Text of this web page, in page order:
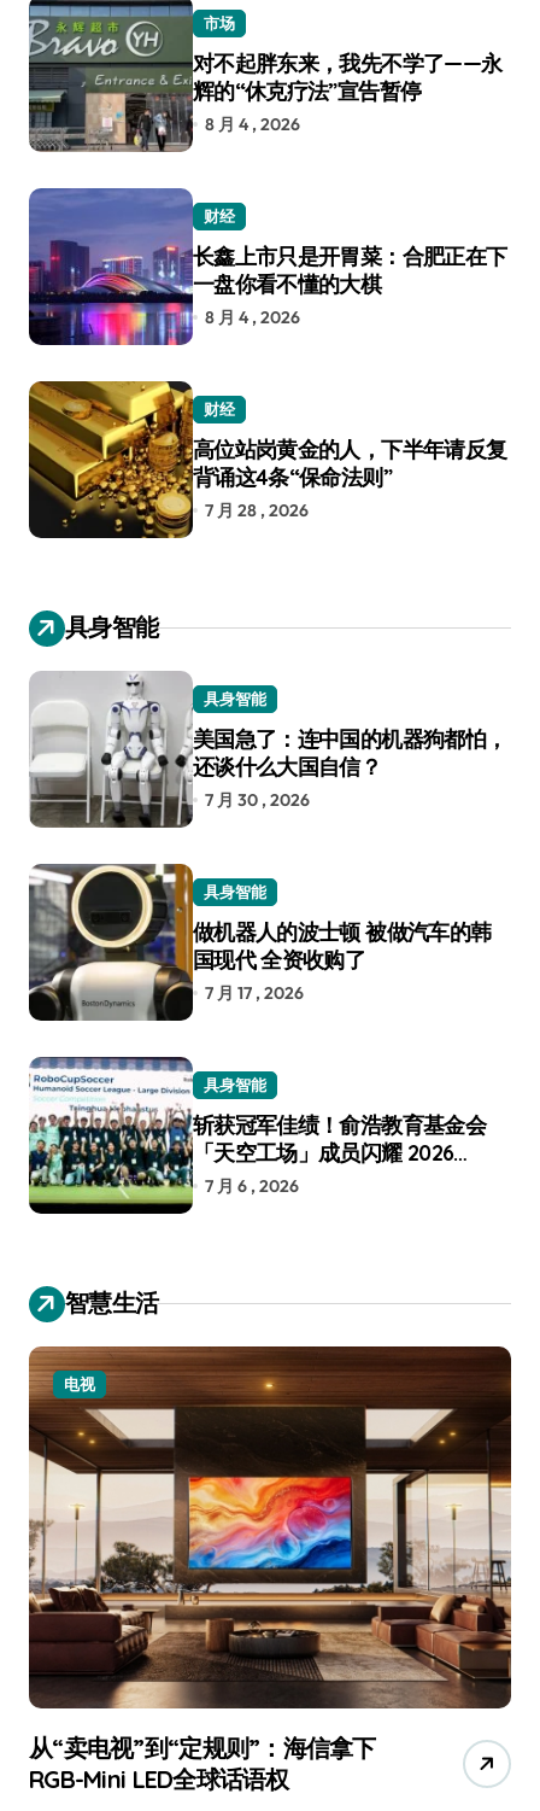
市场
对不起胖东来，我先不学了——永
辉的“休克疗法”宣告暂停
8 月 4 , 2026
财经
长鑫上市只是开胃菜：合肥正在下
一盘你看不懂的大棋
8 月 4 , 2026
财经
高位站岗黄金的人，下半年请反复
背诵这4条“保命法则”
7 月 28 , 2026
具身智能
具身智能
美国急了：连中国的机器狗都怕，
还谈什么大国自信？
7 月 30 , 2026
具身智能
做机器人的波士顿 被做汽车的韩
国现代 全资收购了
7 月 17 , 2026
具身智能
斩获冠军佳绩！俞浩教育基金会
「天空工场」成员闪耀 2026
RoboCup 机器人世界杯
7 月 6 , 2026
智慧生活
电视
从“卖电视”到“定规则”：海信拿下
RGB-Mini LED全球话语权